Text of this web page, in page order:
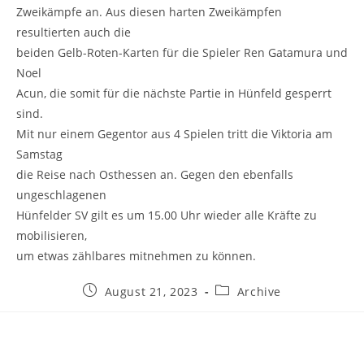
Zweikämpfe an. Aus diesen harten Zweikämpfen
resultierten auch die
beiden Gelb-Roten-Karten für die Spieler Ren Gatamura und
Noel
Acun, die somit für die nächste Partie in Hünfeld gesperrt
sind.
Mit nur einem Gegentor aus 4 Spielen tritt die Viktoria am
Samstag
die Reise nach Osthessen an. Gegen den ebenfalls
ungeschlagenen
Hünfelder SV gilt es um 15.00 Uhr wieder alle Kräfte zu
mobilisieren,
um etwas zählbares mitnehmen zu können.
BeitragAugust 21, 2023
Beitrags-
Archive